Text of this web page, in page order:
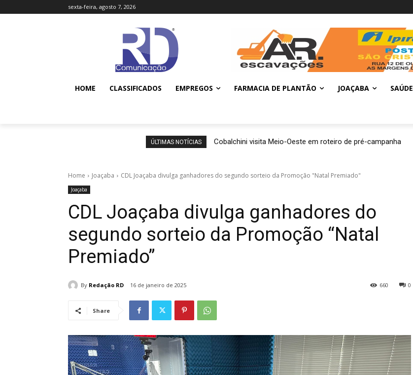
sexta-feira, agosto 7, 2026
HOME CLASSIFICADOS EMPREGOS FARMACIA DE PLANTÃO JOAÇABA SAÚDE
ÚLTIMAS NOTÍCIAS Cobalchini visita Meio-Oeste em roteiro de pré-campanha
Home Joaçaba CDL Joaçaba divulga ganhadores do segundo sorteio da Promoção "Natal Premiado"
Joaçaba
CDL Joaçaba divulga ganhadores do
segundo sorteio da Promoção “Natal
Premiado”
By Redação RD 16 de janeiro de 2025 0
660
Share